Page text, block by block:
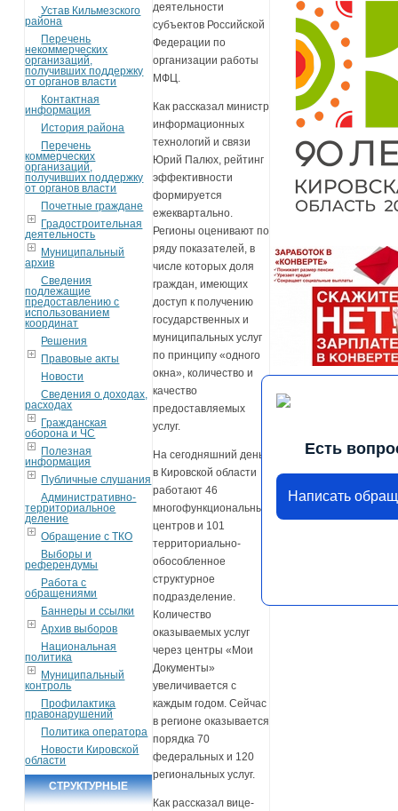
Устав Кильмезского
района
Перечень
некоммерческих
организаций,
получивших поддержку
от органов власти
Контактная
информация
История района
Перечень
коммерческих
организаций,
получивших поддержку
от органов власти
Почетные граждане
Градостроительная
деятельность
Муниципальный
архив
Сведения
подлежащие
предоставлению с
использованием
координат
Решения
Правовые акты
Новости
Сведения о доходах,
расходах
Гражданская
оборона и ЧС
Полезная
информация
Публичные слушания
Административно-
территориальное
деление
Обращение с ТКО
Выборы и
референдумы
Работа с
обращениями
Баннеры и ссылки
Архив выборов
Национальная
политика
Муниципальный
контроль
Профилактика
правонарушений
Политика оператора
Новости Кировской
области
СТРУКТУРНЫЕ
деятельности
субъектов Российской
Федерации по
организации работы
МФЦ.
Как рассказал министр
информационных
технологий и связи
Юрий Палюх, рейтинг
эффективности
формируется
ежеквартально.
Регионы оценивают по
ряду показателей, в
числе которых доля
граждан, имеющих
доступ к получению
государственных и
муниципальных услуг
по принципу «одного
окна», количество и
качество
предоставляемых
услуг.
На сегодняшний день
в Кировской области
работают 46
многофункциональных
центров и 101
территориально-
обособленное
структурное
подразделение.
Количество
оказываемых услуг
через центры «Мои
Документы»
увеличивается с
каждым годом. Сейчас
в регионе оказывается
порядка 70
федеральных и 120
региональных услуг.
Как рассказал вице-
Есть
Написать